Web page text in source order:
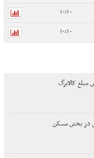
0 (0%)
0 (0%)
مبلغ کالابرگ
در بخش مسکن